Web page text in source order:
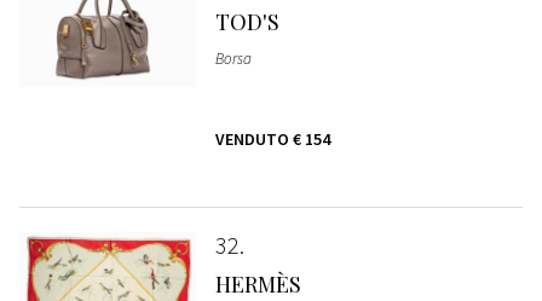
TOD'S
Borsa
VENDUTO € 154
32
HERMÈS